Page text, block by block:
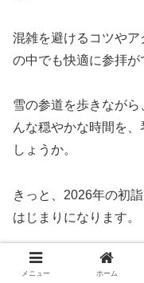
混雑を避けるコツや
の中でも快適に参拝が
雪の参道を歩きなが
んな穏やかな時間を
しょうか。
きっと、2026年の初
はじまりになります。
初詣
メニュー ホーム